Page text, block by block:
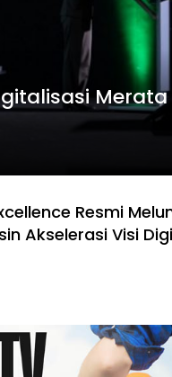
Merata
Resmi
Akselerasi Visi